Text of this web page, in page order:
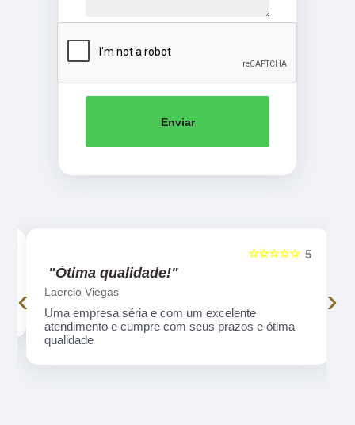
Enviar
5
☆☆☆☆☆
"Ótima qualidade!"
Laercio Viegas
Uma empresa séria e com um excelente
atendimento e cumpre com seus prazos e ótima
qualidade
‹ ›